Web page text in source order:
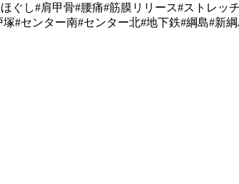
し#肩甲骨#腰痛#筋膜リリース#ストレッ
#センター南#センター北#地下鉄#綱島#新